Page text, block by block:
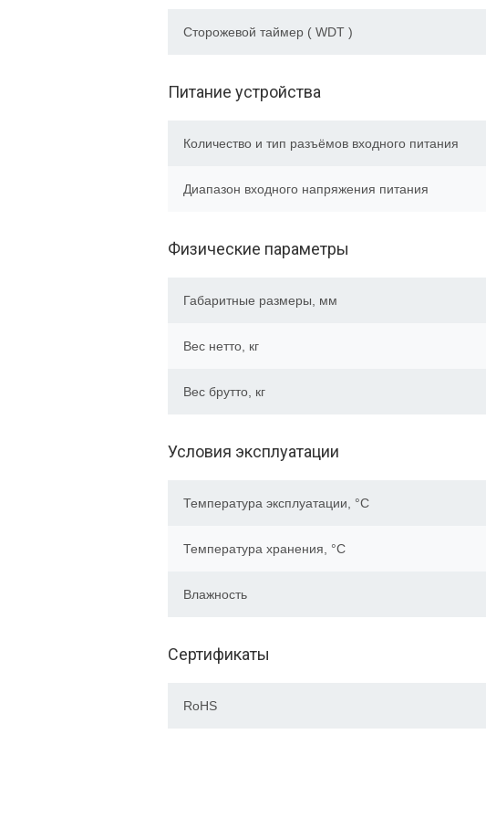
Сторожевой таймер ( WDT )
Питание устройства
Количество и тип разъёмов входного питания
Диапазон входного напряжения питания
Физические параметры
Габаритные размеры, мм
Вес нетто, кг
Вес брутто, кг
Условия эксплуатации
Температура эксплуатации, °C
Температура хранения, °C
Влажность
Сертификаты
RoHS